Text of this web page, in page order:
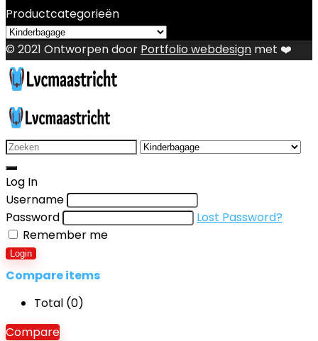
Productcategorieën
© 2021 Ontworpen door Portfolio webdesign met ❤️
Search
for:
Log In
Username
Password
Lost Password?
Remember me
Login
Compare items
Total (0)
Compare